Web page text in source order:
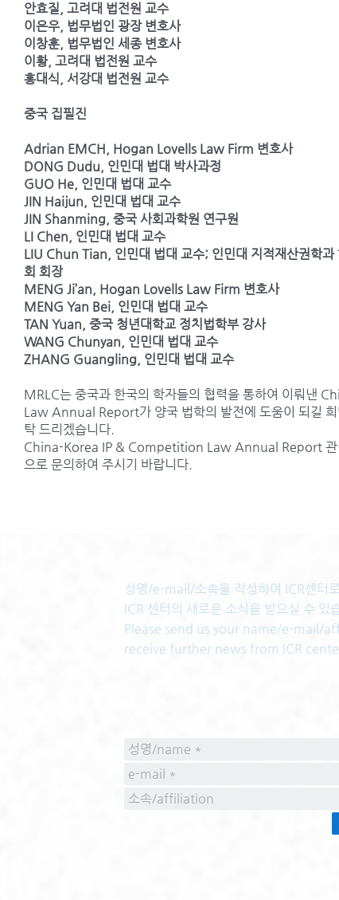
안효질, 고려대 법전원 교수
이은우, 법무법인 광장 변호사
이창훈, 법무법인 세종 변호사
이황, 고려대 법전원 교수
홍대식, 서강대 법전원 교수
중국 집필진
Adrian EMCH, Hogan Lovells Law Firm 변호사
DONG Dudu, 인민대 법대 박사과정
GUO He, 인민대 법대 교수
JIN Haijun, 인민대 법대 교수
JIN Shanming, 중국 사회과학원 연구원
LI Chen, 인민대 법대 교수
LIU Chun Tian, 인민대 법대 교수; 인민대 지적재산권학과
회 회장
MENG Ji’an, Hogan Lovells Law Firm 변호사
MENG Yan Bei, 인민대 법대 교수
TAN Yuan, 중국 청년대학교 정치법학부 강사
WANG Chunyan, 인민대 법대 교수
ZHANG Guangling, 인민대 법대 교수
MRLC는 중국과 한국의 학자들의 협력을 통하여 이뤄낸
Law Annual Report가 양국 법학의 발전에 도움이 되길
탁 드리겠습니다.
China-Korea IP & Competition Law Annual Report 관
으로 문의하여 주시기 바랍니다.
성명/e-mail/소속을 작성하여 ICR센터
ICR 센터의 새로운 소식을 받으실 수 있
Please send us your name/e-mail/
receive further news from ICR